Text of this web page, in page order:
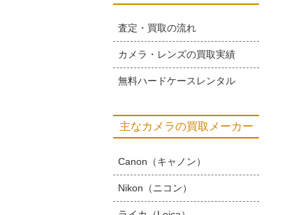
査定・買取の流れ
カメラ・レンズの買取実績
無料ハードケースレンタル
主なカメラの買取メーカー
Canon（キャノン）
Nikon（ニコン）